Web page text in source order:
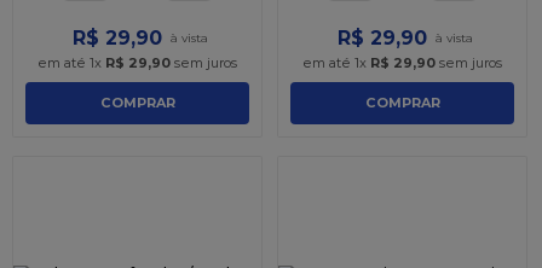
R$ 29,90
em até 1x R$ 29,90 sem juros
COMPRAR
R$ 29,90
em até 1x R$ 29,90 sem juros
COMPRAR